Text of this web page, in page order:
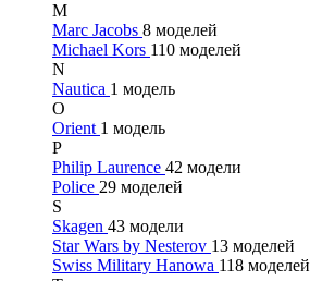
M
Marc Jacobs 8 моделей
Michael Kors 110 моделей
N
Nautica 1 модель
O
Orient 1 модель
P
Philip Laurence 42 модели
Police 29 моделей
S
Skagen 43 модели
Star Wars by Nesterov 13 моделей
Swiss Military Hanowa 118 моделей